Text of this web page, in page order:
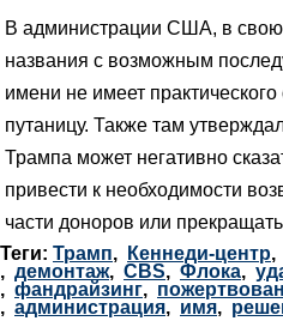
В администрации США, в свою
названия с возможным
имени не имеет
путаницу. Также там
Трампа может негативно
привести к необходимости
части доноров или
Теги: Трамп, Кеннеди-центр,
, демонтаж, CBS, Флока,
, фандрайзинг,
, администрация, имя,